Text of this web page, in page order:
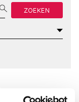
ZOEKEN